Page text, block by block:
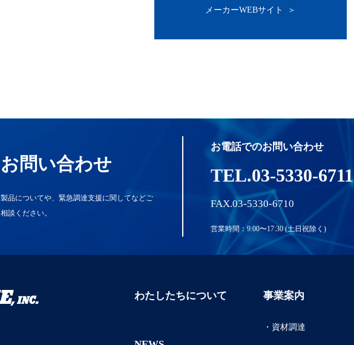
メーカーWEBサイト ＞
お問い合わせ
製品についてや、緊急調達支援に関してなどご
相談ください。
お電話でのお問い合わせ
TEL.03-5330-6711
FAX.03-5330-6710
営業時間：9:00〜17:30 (土日祝除く)
わたしたちについて 事業案内
・資材調達